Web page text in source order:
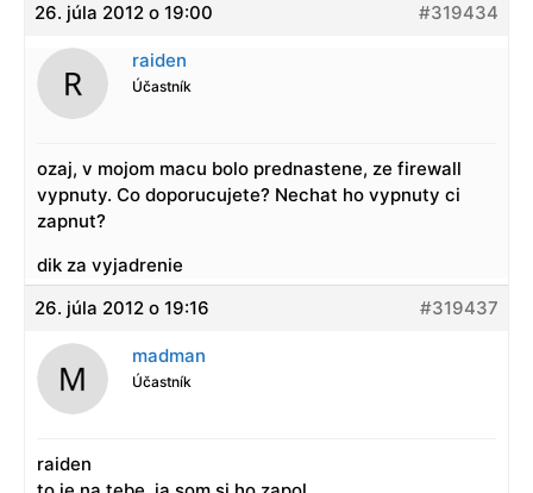
26. júla 2012 o 19:00
#319434
raiden
Účastník
ozaj, v mojom macu bolo prednastene, ze firewall
vypnuty. Co doporucujete? Nechat ho vypnuty ci
zapnut?
dik za vyjadrenie
26. júla 2012 o 19:16
#319437
madman
Účastník
raiden